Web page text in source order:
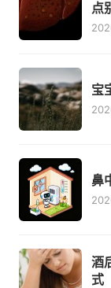
点
宝
鼻
酒
式